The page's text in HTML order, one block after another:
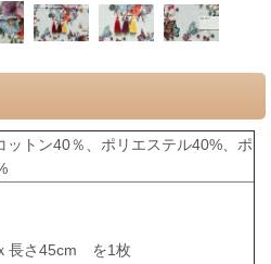
トン40％、ポリエステル40%、ポ
長さ45cm を1枚